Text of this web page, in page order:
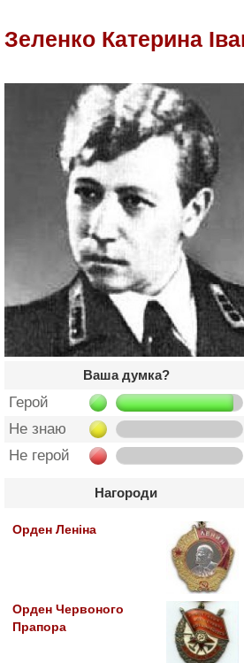
Зеленко Катерина
Ваша думка?
Герой
Не знаю
Не герой
Нагороди
Орден Леніна
Орден Червоного
Прапора